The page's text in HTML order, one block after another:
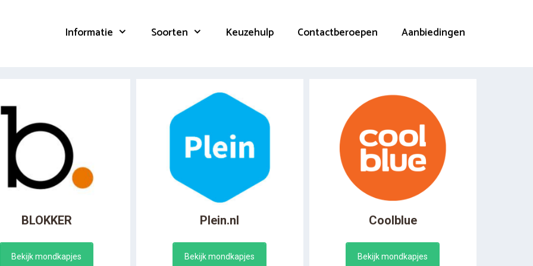
Informatie Soorten Keuzehulp Contactberoepen Aanbiedingen
BLOKKER
Bekijk mondkapjes
Plein.nl
Bekijk mondkapjes
Coolblue
Bekijk mondkapjes